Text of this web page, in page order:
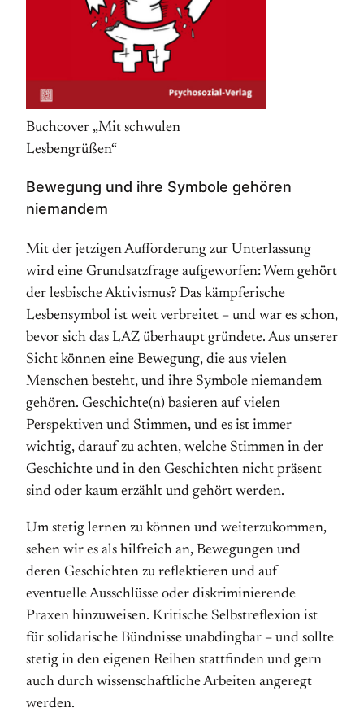
Buchcover „Mit schwulen
Lesbengrüßen“
Bewegung und ihre Symbole gehören
niemandem
Mit der jetzigen Aufforderung zur Unterlassung
wird eine Grundsatzfrage aufgeworfen: Wem gehört
der lesbische Aktivismus? Das kämpferische
Lesbensymbol ist weit verbreitet – und war es schon,
bevor sich das LAZ überhaupt gründete. Aus unserer
Sicht können eine Bewegung, die aus vielen
Menschen besteht, und ihre Symbole niemandem
gehören. Geschichte(n) basieren auf vielen
Perspektiven und Stimmen, und es ist immer
wichtig, darauf zu achten, welche Stimmen in der
Geschichte und in den Geschichten nicht präsent
sind oder kaum erzählt und gehört werden.
Um stetig lernen zu können und weiterzukommen,
sehen wir es als hilfreich an, Bewegungen und
deren Geschichten zu reflektieren und auf
eventuelle Ausschlüsse oder diskriminierende
Praxen hinzuweisen. Kritische Selbstreflexion ist
für solidarische Bündnisse unabdingbar – und sollte
stetig in den eigenen Reihen stattfinden und gern
auch durch wissenschaftliche Arbeiten angeregt
werden.